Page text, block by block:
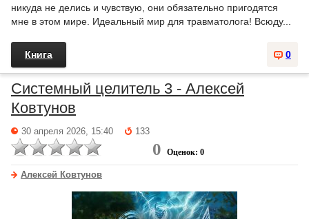
никуда не делись и чувствую, они обязательно пригодятся
мне в этом мире. Идеальный мир для травматолога! Всюду...
0
Книга
Системный целитель 3 - Алексей
Ковтунов
30 апреля 2026, 15:40 133
0 Оценок: 0
Алексей Ковтунов